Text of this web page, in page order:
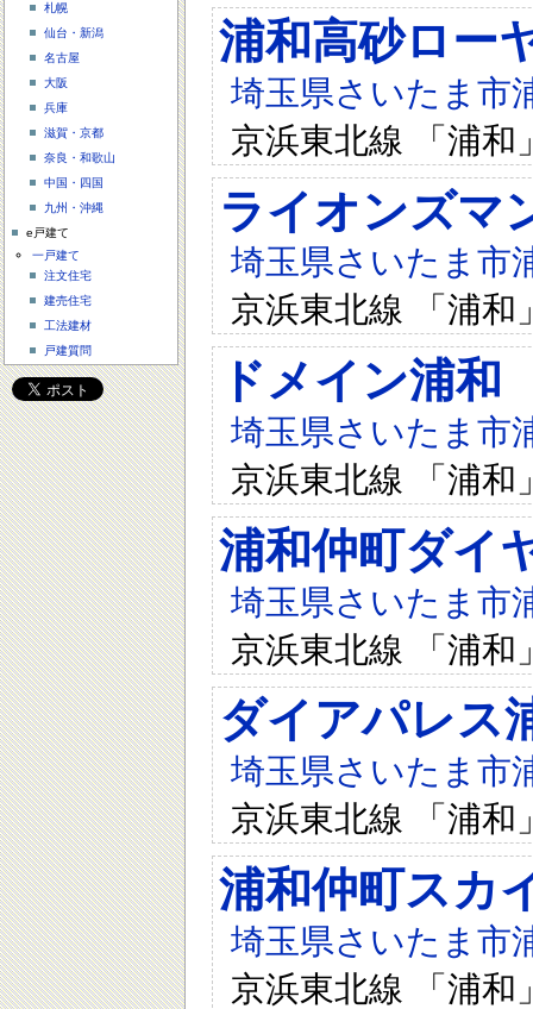
浦和高砂ロー
埼玉県さいたま市
京浜東北線 「浦和
ライオンズマ
埼玉県さいたま市
京浜東北線 「浦和
ドメイン浦和
埼玉県さいたま市
京浜東北線 「浦和
浦和仲町ダイ
埼玉県さいたま市
京浜東北線 「浦和
ダイアパレス
埼玉県さいたま市
京浜東北線 「浦和
浦和仲町スカ
埼玉県さいたま市
京浜東北線 「浦和
札幌
仙台・新潟
名古屋
大阪
兵庫
滋賀・京都
奈良・和歌山
中国・四国
九州・沖縄
e戸建て
一戸建て
注文住宅
建売住宅
工法建材
戸建質問